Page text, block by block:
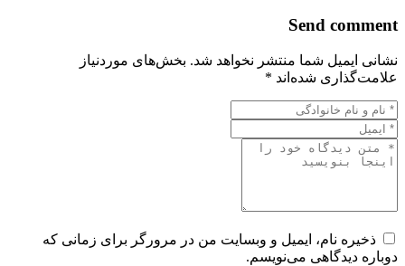
Send comment
نشانی ایمیل شما منتشر نخواهد شد. بخش‌های موردنیاز
علامت‌گذاری شده‌اند *
ذخیره نام، ایمیل و وبسایت من در مرورگر برای زمانی که
دوباره دیدگاهی می‌نویسم.